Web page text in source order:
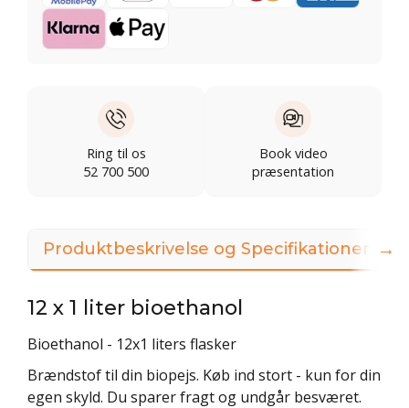
Ring til os
52 700 500
Book video
præsentation
Produktbeskrivelse og Specifikationer
12 x 1 liter bioethanol
Bioethanol - 12x1 liters flasker
Brændstof til din biopejs. Køb ind stort - kun for din
egen skyld. Du sparer fragt og undgår besværet.
→